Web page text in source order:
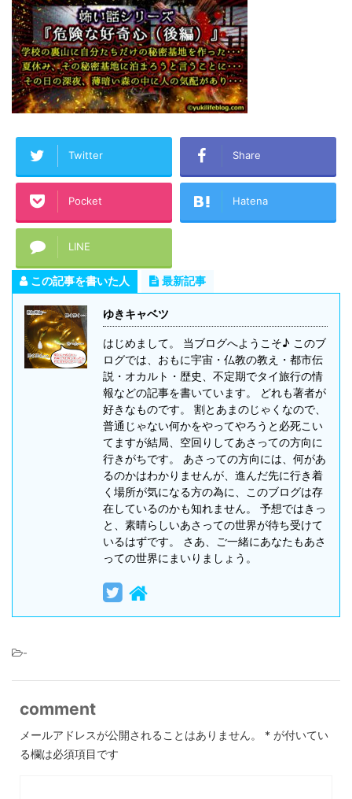
Twitter Share
Pocket Hatena
LINE
この記事を書いた人 最新記事
ゆきキャベツ
はじめまして。 当ブログへようこそ♪ このブ
ログでは、おもに宇宙・仏教の教え・都市伝
説・オカルト・歴史、不定期でタイ旅行の情
報などの記事を書いています。 どれも著者が
好きなものです。 割とあまのじゃくなので、
普通じゃない何かをやってやろうと必死こい
てますが結局、空回りしてあさっての方向に
行きがちです。 あさっての方向には、何があ
るのかはわかりませんが、進んだ先に行き着
く場所が気になる方の為に、このブログは存
在しているのかも知れません。 予想ではきっ
と、素晴らしいあさっての世界が待ち受けて
いるはずです。 さあ、ご一緒にあなたもあさ
っての世界にまいりましょう。
-
comment
メールアドレスが公開されることはありません。 * が付いてい
る欄は必須項目です